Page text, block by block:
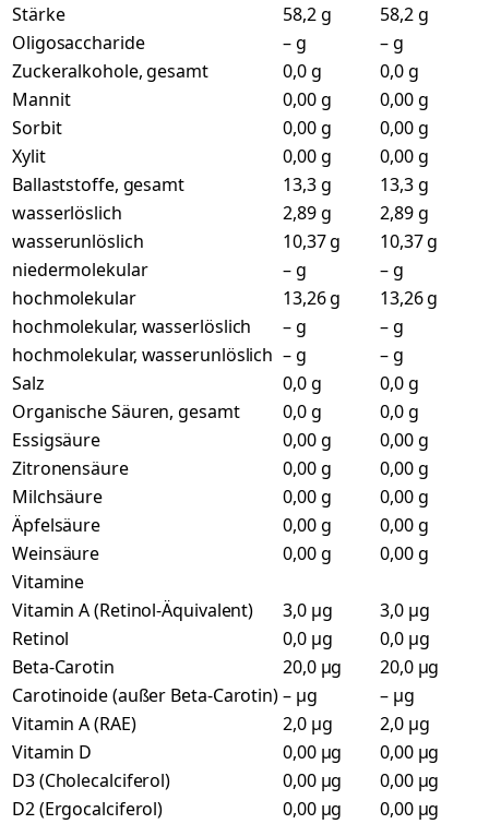
Stärke
58,2 g
58,2 g
Oligosaccharide
– g
– g
Zuckeralkohole, gesamt
0,0 g
0,0 g
Mannit
0,00 g
0,00 g
Sorbit
0,00 g
0,00 g
Xylit
0,00 g
0,00 g
Ballaststoffe, gesamt
13,3 g
13,3 g
wasserlöslich
2,89 g
2,89 g
wasserunlöslich
10,37 g
10,37 g
niedermolekular
– g
– g
hochmolekular
13,26 g
13,26 g
hochmolekular, wasserlöslich
– g
– g
hochmolekular, wasserunlöslich – g
– g
Salz
0,0 g
0,0 g
Organische Säuren, gesamt
0,0 g
0,0 g
Essigsäure
0,00 g
0,00 g
Zitronensäure
0,00 g
0,00 g
Milchsäure
0,00 g
0,00 g
Äpfelsäure
0,00 g
0,00 g
Weinsäure
0,00 g
0,00 g
Vitamine
Vitamin A (Retinol-Äquivalent)
3,0 µg
3,0 µg
Retinol
0,0 µg
0,0 µg
Beta-Carotin
20,0 µg
20,0 µg
Carotinoide (außer Beta-Carotin)– µg
– µg
Vitamin A (RAE)
2,0 µg
2,0 µg
Vitamin D
0,00 µg
0,00 µg
D3 (Cholecalciferol)
0,00 µg
0,00 µg
D2 (Ergocalciferol)
0,00 µg
0,00 µg